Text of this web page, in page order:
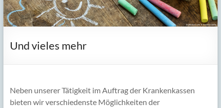
Und vieles mehr
Neben unserer Tätigkeit im Auftrag der Krankenkassen
bieten wir verschiedenste Möglichkeiten der